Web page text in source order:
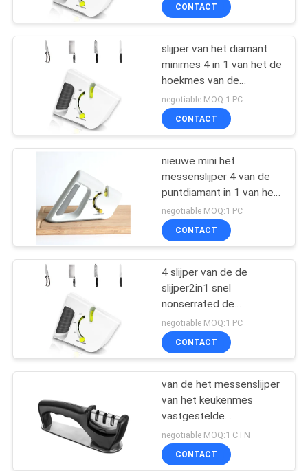
KWALITEITSCONTROLE
NEEM
CONTACT
OP
NIEUWS
GEVALLEN
VRAAG
OFFERTE
SITEMAP
PRIVACY
POLICY
Openluchtmessenslijper
21
De Slijper van het
handvatmes
De Slijper van het
zuigingsmes
32
ontwerp geschikt voor
CONTACT
slijper van het diamant
minimes 4 in 1 van het de
hoekmes van de
messenslijper de
slijperberoeps
negotiable MOQ:1 PC
CONTACT
nieuwe mini het
messenslijper 4 van de
puntdiamant in 1 van het
de hoekmes van de
messenslijper de
slijperberoeps
negotiable MOQ:1 PC
CONTACT
4 slijper van de de
slijper2in1 snel
nonserrated de
draagbare keuken van
het stadiummes aan
resore bladen
negotiable MOQ:1 PC
CONTACT
van de het messenslijper
van het keukenmes
vastgestelde
ceramische messen 3
het gadget van de
stadiakeuken
negotiable MOQ:1 CTN
CONTACT